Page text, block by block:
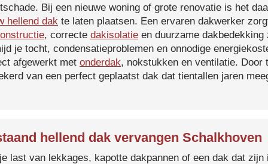
Bij een nieuwe woning of grote renovatie is het
hellend dak te laten plaatsen. Een ervaren dakwerker
, correcte dakisolatie en duurzame
je tocht, condensatieproblemen en onnodige
afgewerkt met onderdak, nokstukken en ventilatie. Door
van een perfect geplaatst dak dat tientallen jaren
hellend dak vervangen Schalkhoven
last van lekkages, kapotte dakpannen of een dak dat